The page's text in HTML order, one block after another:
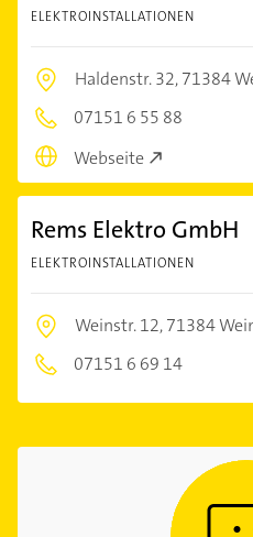
ELEKTROINSTALLATIONEN
Haldenstr. 32,71384
07151 6 55 88
Webseite
Rems Elektro GmbH
ELEKTROINSTALLATIONEN
Weinstr. 12,71384
07151 6 69 14